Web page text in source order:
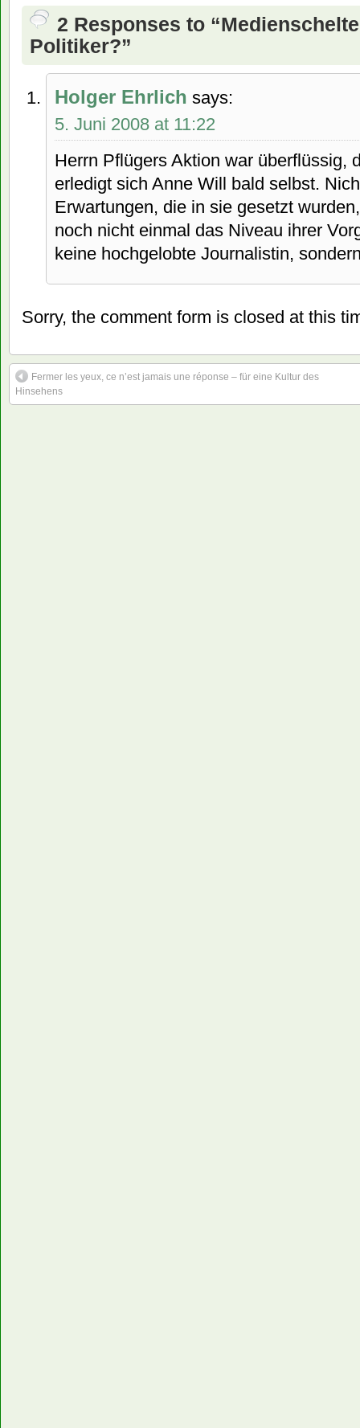
2 Responses to
Politiker?”
Holger Ehrlich says:
5. Juni 2008 at 11:22
Herrn Pflügers Aktion war überflüssig,
erledigt sich Anne Will bald selbst.
Erwartungen, die in sie gesetzt
noch nicht einmal das Niveau ihrer
keine hochgelobte Journalistin,
Sorry, the comment form is closed at this
Fermer les yeux, ce n’est jamais une réponse – für eine Kultur des
Hinsehens